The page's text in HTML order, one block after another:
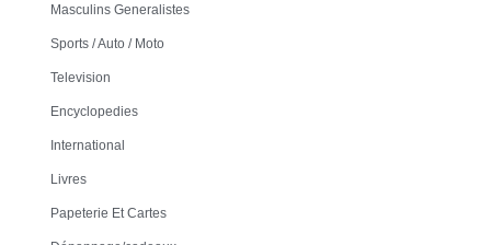
Masculins Generalistes
Sports / Auto / Moto
Television
Encyclopedies
International
Livres
Papeterie Et Cartes